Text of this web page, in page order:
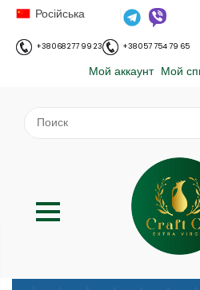
Російська
+38 068 277 99 23 +38 057 754 79 65
Мой аккаунт Мой